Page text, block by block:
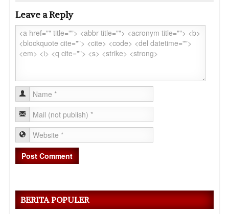
Leave a Reply
BERITA POPULER